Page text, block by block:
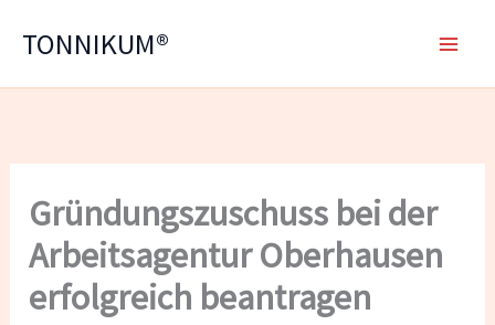
InhaltTONNIKUM®
Gründungszuschuss bei der
Arbeitsagentur Oberhausen
erfolgreich beantragen